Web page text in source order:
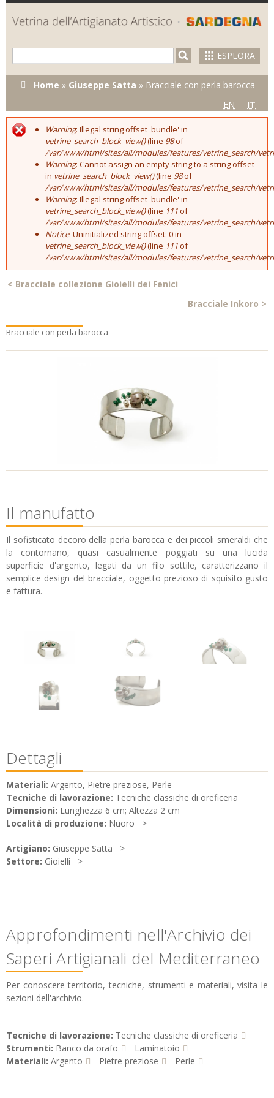
Skip to
main
content
ESPLORA
Tu sei qui
Home » Giuseppe Satta » Bracciale con perla barocca
EN
IT
Error message
Warning: Illegal string offset 'bundle' in
vetrine_search_block_view()(line 98of
/var/www/html/sites/all/modules/features/vetrine_search/
Warning: Cannot assign an empty string to a string offset
in vetrine_search_block_view()(line 98of
/var/www/html/sites/all/modules/features/vetrine_search/
Warning: Illegal string offset 'bundle' in
vetrine_search_block_view()(line 111of
/var/www/html/sites/all/modules/features/vetrine_search/
Notice: Uninitialized string offset: 0 in
vetrine_search_block_view()(line 111of
/var/www/html/sites/all/modules/features/vetrine_search/
< Bracciale collezione Gioielli dei Fenici
Bracciale Inkoro >
Bracciale con perla barocca
Il manufatto
Il sofisticato decoro della perla barocca e dei piccoli smeraldi che
la contornano, quasi casualmente poggiati su una lucida
superficie d'argento, legati da un filo sottile, caratterizzano il
semplice design del bracciale, oggetto prezioso di squisito gusto
e fattura.
Dettagli
Materiali: Argento, Pietre preziose, Perle
Tecniche di lavorazione: Tecniche classiche di oreficeria
Dimensioni: Lunghezza 6 cm; Altezza 2 cm
Località di produzione: Nuoro
Artigiano: Giuseppe Satta
Settore: Gioielli
Approfondimenti nell'Archivio dei
Saperi Artigianali del Mediterraneo
Per conoscere territorio, tecniche, strumenti e materiali, visita le
sezioni dell'archivio.
Tecniche di lavorazione: Tecniche classiche di oreficeria
Strumenti: Banco da orafo
Laminatoio
Materiali: Argento Pietre preziose Perle